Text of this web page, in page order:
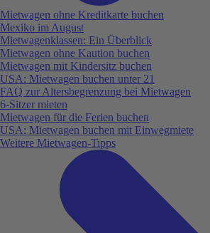
Mietwagen ohne Kreditkarte buchen
Mexiko im August
Mietwagenklassen: Ein Überblick
Mietwagen ohne Kaution buchen
Mietwagen mit Kindersitz buchen
USA: Mietwagen buchen unter 21
FAQ zur Altersbegrenzung bei Mietwagen
6-Sitzer mieten
Mietwagen für die Ferien buchen
USA: Mietwagen buchen mit Einwegmiete
Weitere Mietwagen-Tipps